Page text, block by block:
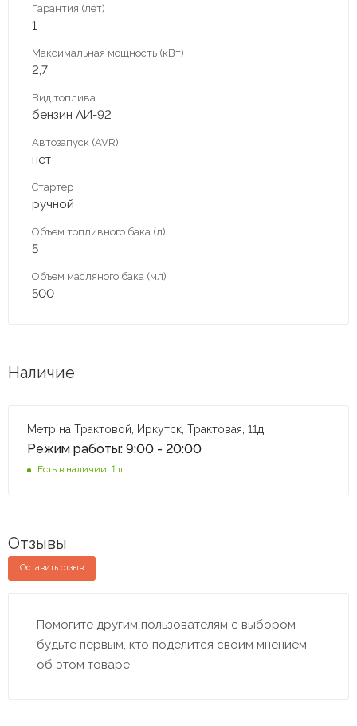
Гарантия (лет)
1
Максимальная мощность (кВт)
2,7
Вид топлива
бензин АИ-92
Автозапуск (AVR)
нет
Стартер
ручной
Объем топливного бака (л)
5
Объем масляного бака (мл)
500
Наличие
Метр на Трактовой, Иркутск, Трактовая, 11д
Режим работы: 9:00 - 20:00
Есть в наличии: 1 шт
Отзывы
Оставить отзыв
Помогите другим пользователям с выбором -
будьте первым, кто поделится своим мнением
об этом товаре